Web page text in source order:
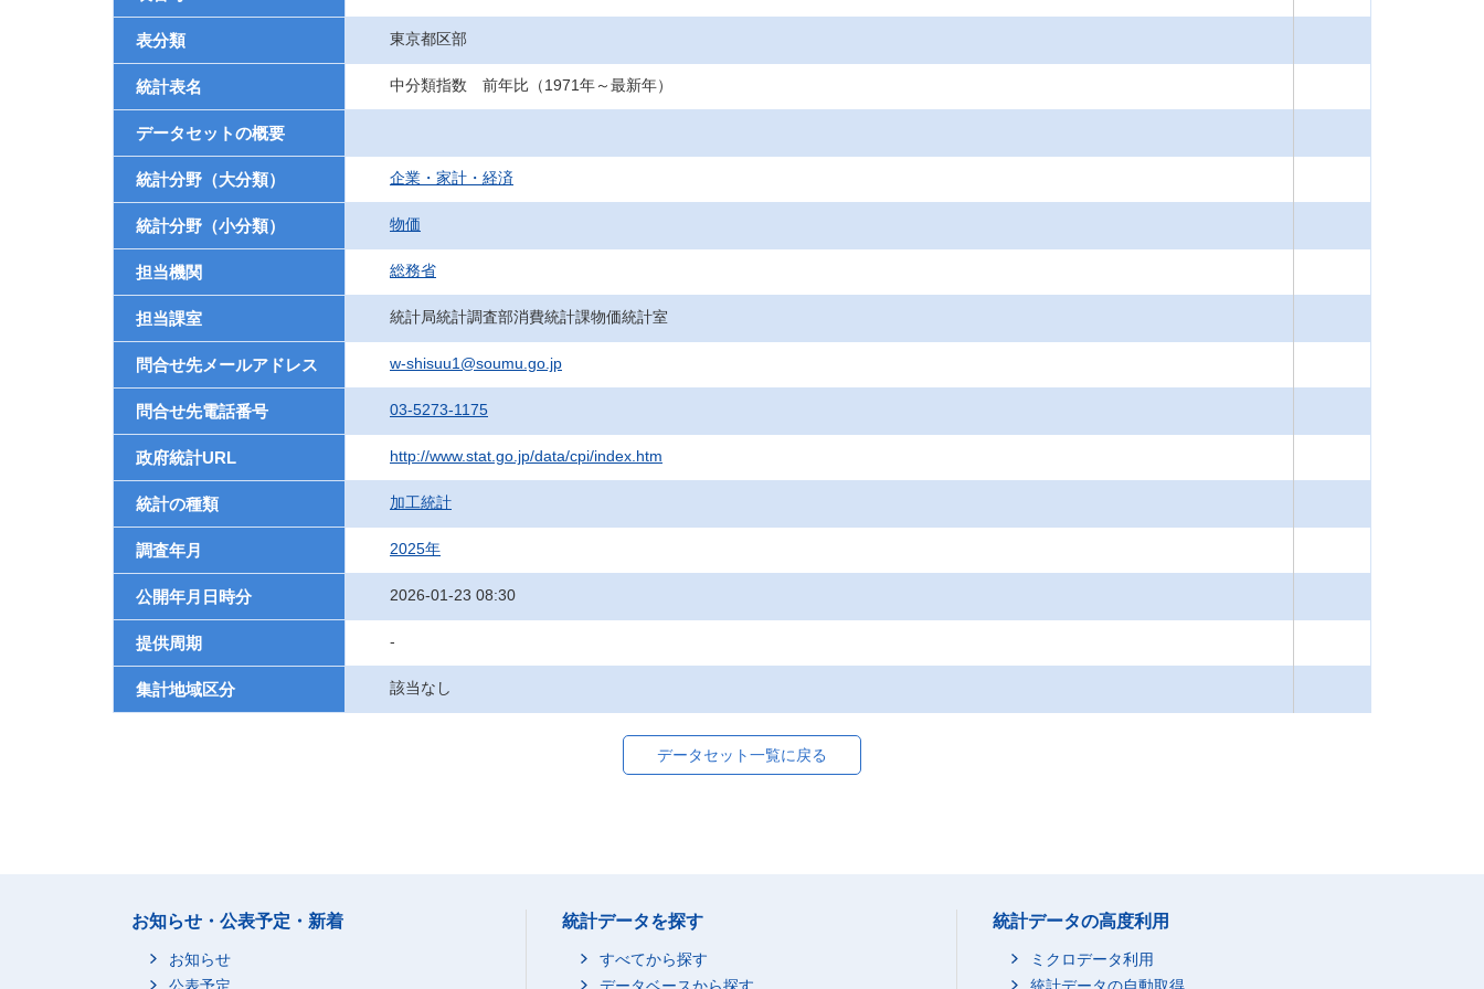
表分類 東京都区部
統計表名 中分類指数 前年比（1971年～最新年）
データセットの概要
統計分野（大分類） 企業・家計・経済
統計分野（小分類） 物価
担当機関 総務省
担当課室 統計局統計調査部消費統計課物価統計室
問合せ先メールアドレス w-shisuu1@soumu.go.jp
問合せ先電話番号 03-5273-1175
政府統計URL http://www.stat.go.jp/data/cpi/index.htm
統計の種類 加工統計
調査年月 2025年
公開年月日時分 2026-01-23 08:30
提供周期 -
集計地域区分 該当なし
データセット一覧に戻る
お知らせ・公表予定・新着
お知らせ
統計データを探す
すべてから探す
統計データの高度利用
ミクロデータ利用